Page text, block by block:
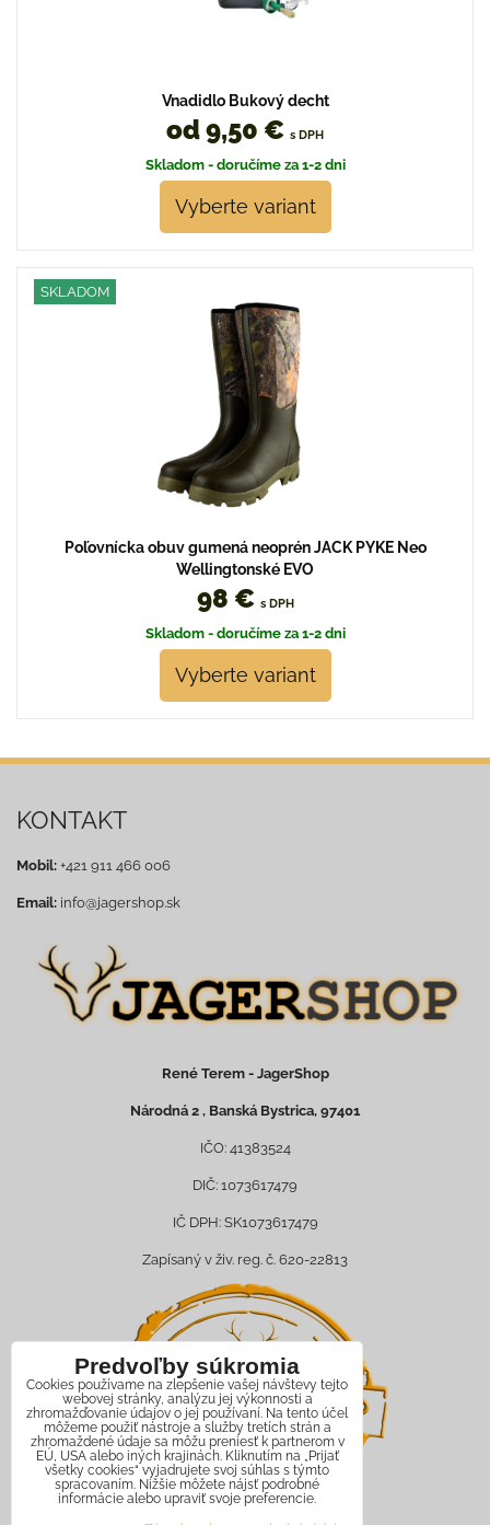
Vnadidlo Bukový decht
od 9,50 € s DPH
Skladom - doručíme za 1-2 dni
Vyberte variant
SKLADOM
Poľovnícka obuv gumená neoprén JACK PYKE Neo
Wellingtonské EVO
98 € s DPH
Skladom - doručíme za 1-2 dni
Vyberte variant
KONTAKT
Mobil: +421 911 466 006
Email: info@jagershop.sk
René Terem - JagerShop
Národná 2 , Banská Bystrica, 97401
IČO: 41383524
DIČ: 1073617479
IČ DPH: SK1073617479
Zapísaný v živ. reg. č. 620-22813
Predvoľby súkromia
Cookies používame na zlepšenie vašej návštevy tejto
webovej stránky, analýzu jej výkonnosti a
zhromažďovanie údajov o jej používaní. Na tento účel
môžeme použiť nástroje a služby tretích strán a
zhromaždené údaje sa môžu preniesť k partnerom v
EÚ, USA alebo iných krajinách. Kliknutím na „Prijať
všetky cookies“ vyjadrujete svoj súhlas s týmto
spracovaním. Nižšie môžete nájsť podrobné
informácie alebo upraviť svoje preferencie.